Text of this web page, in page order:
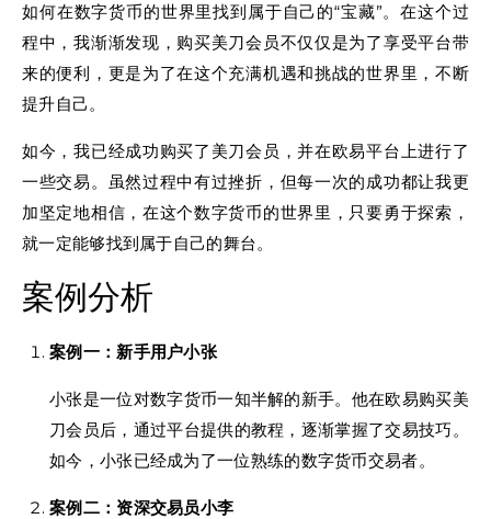
如何在数字货币的世界里找到属于自己的“宝藏”。在这个过
程中，我渐渐发现，购买美刀会员不仅仅是为了享受平台带
来的便利，更是为了在这个充满机遇和挑战的世界里，不断
提升自己。
如今，我已经成功购买了美刀会员，并在欧易平台上进行了
一些交易。虽然过程中有过挫折，但每一次的成功都让我更
加坚定地相信，在这个数字货币的世界里，只要勇于探索，
就一定能够找到属于自己的舞台。
案例分析
案例一：新手用户小张
小张是一位对数字货币一知半解的新手。他在欧易购买美
刀会员后，通过平台提供的教程，逐渐掌握了交易技巧。
如今，小张已经成为了一位熟练的数字货币交易者。
案例二：资深交易员小李